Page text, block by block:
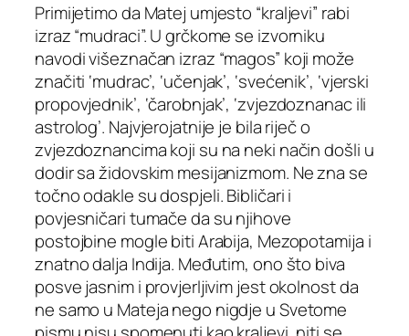
Primijetimo da Matej umjesto “kraljevi” rabi
izraz “mudraci”. U grčkome se izvorniku
navodi višeznačan izraz “magos” koji može
značiti ‘mudrac’, ‘učenjak’, ‘svećenik’, ‘vjerski
propovjednik’, ‘čarobnjak’, ‘zvjezdoznanac ili
astrolog’. Najvjerojatnije je bila riječ o
zvjezdoznancima koji su na neki način došli u
dodir sa židovskim mesijanizmom. Ne zna se
točno odakle su dospjeli. Bibličari i
povjesničari tumače da su njihove
postojbine mogle biti Arabija, Mezopotamija i
znatno dalja Indija. Međutim, ono što biva
posve jasnim i provjerljivim jest okolnost da
ne samo u Mateja nego nigdje u Svetome